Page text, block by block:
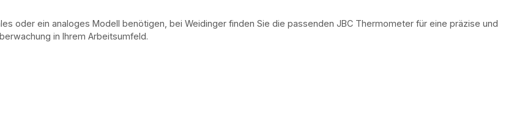
oder ein analoges Modell benötigen, bei Weidinger finden Sie die passenden JBC Thermometer für eine präzise und
in Ihrem Arbeitsumfeld.